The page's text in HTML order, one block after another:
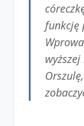
funkcję